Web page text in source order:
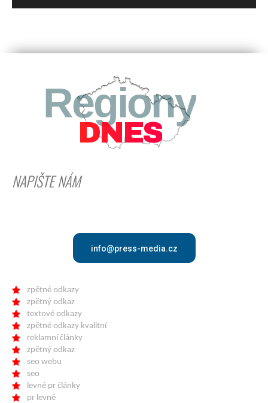
Regiony
DNES
NAPIŠTE NÁM
info@press-media.cz
zpětné odkazy
zpětný odkaz
textové odkazy
zpětné odkazy kvalitní
reklamní články
zpětný odkaz
seo webu
seo
levné pr články
pr levně